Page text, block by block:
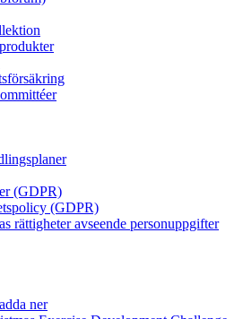
(GDPR)
(GDPR)
rättigheter avseende personuppgifter
ner